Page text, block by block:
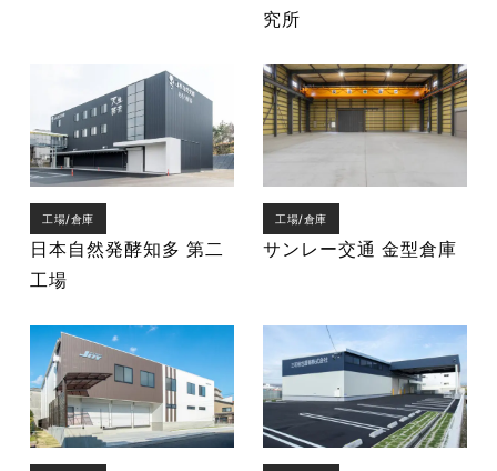
究所
工場/倉庫
日本自然発酵知多 第二
工場
工場/倉庫
サンレー交通 金型倉庫